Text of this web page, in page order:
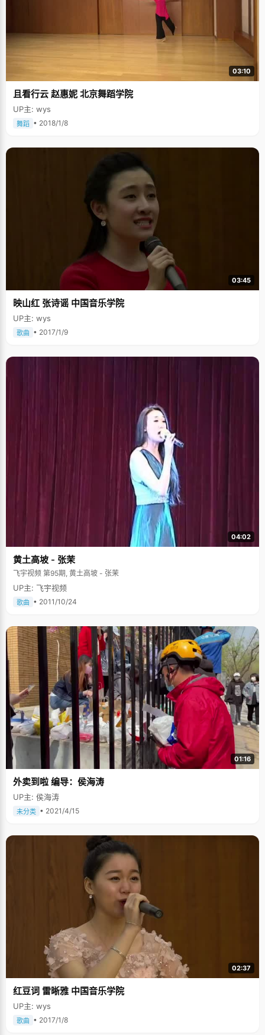
03:10
且看行云 赵惠妮 北京舞蹈学院
UP主: wys
舞蹈 • 2018/1/8
03:45
映山红 张诗谣 中国音乐学院
UP主: wys
歌曲 • 2017/1/9
04:02
黄土高坡 - 张茉
飞宇视频 第95期, 黄土高坡 - 张茉
UP主: 飞宇视频
歌曲 • 2011/10/24
01:16
外卖到啦 编导：侯海涛
UP主: 侯海涛
未分类 • 2021/4/15
02:37
红豆词 雷晰雅 中国音乐学院
UP主: wys
歌曲 • 2017/1/8